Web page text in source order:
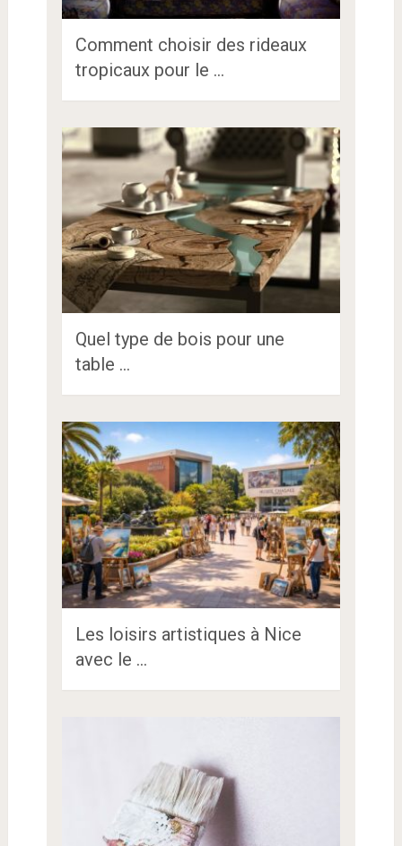
Comment choisir des rideaux
tropicaux pour le …
Quel type de bois pour une
table …
Les loisirs artistiques à Nice
avec le …